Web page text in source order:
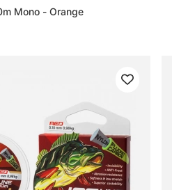
Mono - Orange